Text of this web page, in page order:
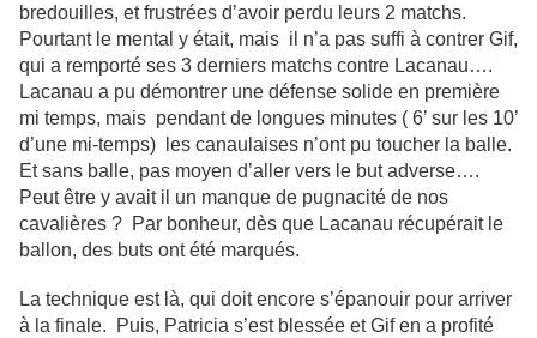
bredouilles, et frustrées d’avoir perdu leurs 2 matchs.
Pourtant le mental y était, mais il n’a pas suffi à contrer Gif,
qui a remporté ses 3 derniers matchs contre Lacanau….
Lacanau a pu démontrer une défense solide en première
mi temps, mais pendant de longues minutes ( 6’ sur les 10’
d’une mi-temps) les canaulaises n’ont pu toucher la balle.
Et sans balle, pas moyen d’aller vers le but adverse….
Peut être y avait il un manque de pugnacité de nos
cavalières ? Par bonheur, dès que Lacanau récupérait le
ballon, des buts ont été marqués.
La technique est là, qui doit encore s’épanouir pour arriver
à la finale. Puis, Patricia s’est blessée et Gif en a profité